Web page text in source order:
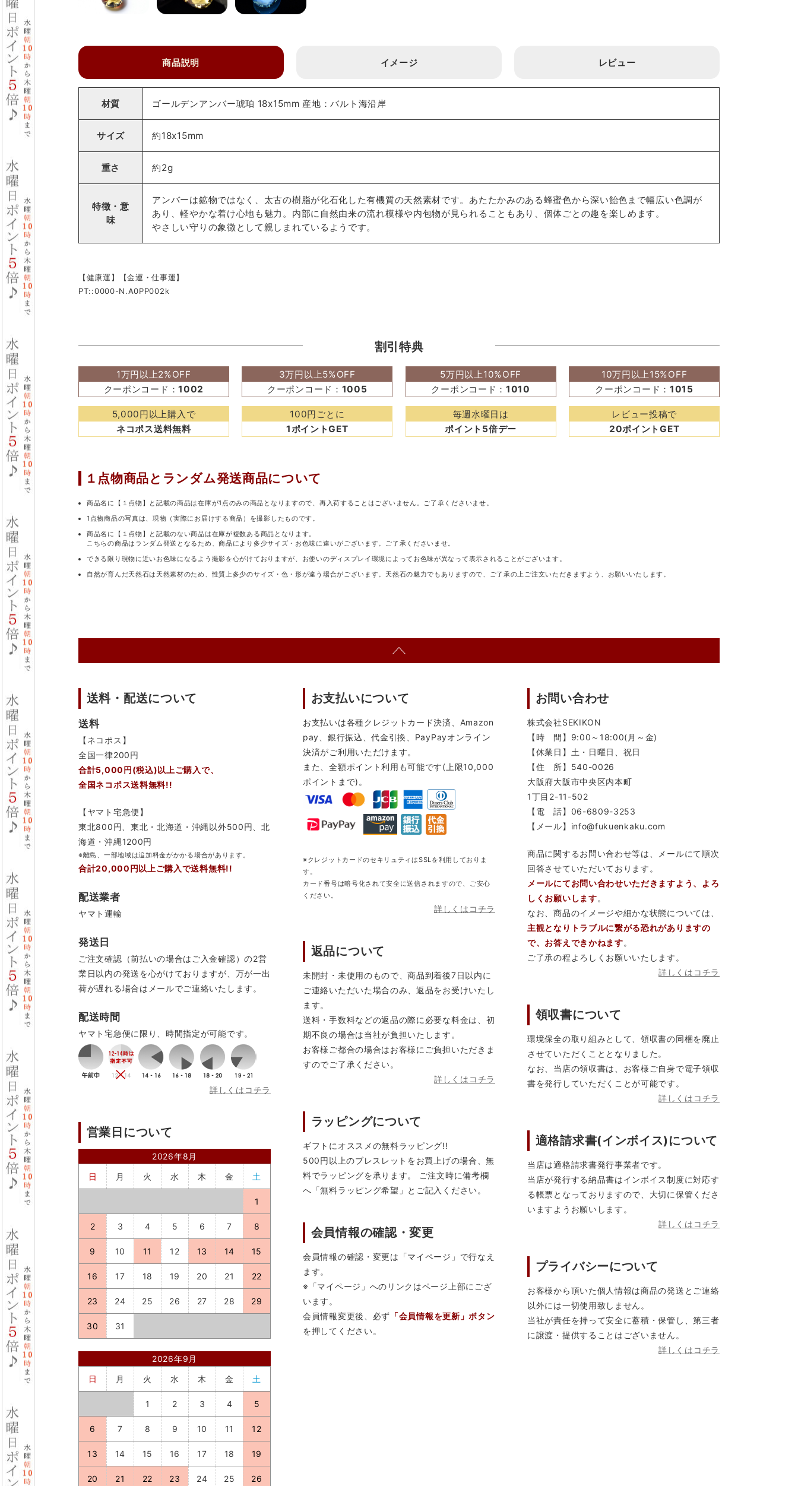
商品説明 イメージ レビュー
材質 ゴールデンアンバー琥珀 18x15mm 産地：バルト海沿岸
サイズ 約18x15mm
重さ 約2g
特徴・意
味
アンバーは鉱物ではなく、太古の樹脂が化石化した有機質の天然素材です。あたたかみのある蜂蜜色から深い飴色まで幅広い色調が
あり、軽やかな着け心地も魅力。内部に自然由来の流れ模様や内包物が見られることもあり、個体ごとの趣を楽しめます。
やさしい守りの象徴として親しまれているようです。
【健康運】【金運・仕事運】
PT::0000-N.A0PP002k
割引特典
1万円以上2%OFF
クーポンコード：1002
3万円以上5%OFF
クーポンコード： 1005
5万円以上10%OFF
クーポンコード：1010
10万円以上15%OFF
クーポンコード： 1015
5,000円以上購入で
ネコポス送料無料
100円ごとに
1ポイントGET
毎週水曜日は
ポイント5倍デー
レビュー投稿で
20ポイントGET
１点物商品と ランダム発送商品について
商品名に【１点物】と記載の商品は在庫が1点のみの商品となりますので、再入荷することはございません。ご了承くださいませ。
1点物商品の写真は、現物（実際にお届けする商品）を撮影したものです。
商品名に【１点物】と記載のない商品は在庫が複数ある商品となります。
こちらの商品はランダム発送となるため、商品により多少サイズ・お色味に違いがございます。ご了承くださいませ。
できる限り現物に近いお色味になるよう撮影を心がけておりますが、お使いのディスプレイ環境によってお色味が異なって表示されることがございます。
自然が育んだ天然石は天然素材のため、性質上多少のサイズ・色・形が違う場合がございます。天然石の魅力でもありますので、ご了承の上ご注文いただきますよう、お願いいたします。
送料・配送について
送料
【ネコポス】
全国一律200円
合計5,000円(税込)以上ご購入で、
全国ネコポス送料無料!!
【ヤマト宅急便】
東北800円、東北・北海道・沖縄以外500円、北
海道・沖縄1200円
※離島、一部地域は追加料金がかかる場合があります。
合計20,000円以上ご購入で送料無料!!
配送業者
ヤマト運輸
発送日
ご注文確認（前払いの場合はご入金確認）の2営
業日以内の発送を心がけておりますが、万が一出
荷が遅れる場合はメールでご連絡いたします。
配送時間
ヤマト宅急便に限り、時間指定が可能です。
詳しくはコチラ
営業日について
2026年8月
日
月 火 水 木 金 土
1
2 3 4 5 6 7 8
9 10 11 12 13 14 15
16 17 18 19 20 21 22
23 24 25 26 27 28 29
30 31
2026年9月
日
月 火 水 木 金 土
1 2 3 4 5
6 7 8 9 10 11 12
13 14 15 16 17 18 19
20 21 22 23 24 25 26
お支払いについて
お支払いは各種クレジットカード決済、Amazon
pay、銀行振込、代金引換、PayPayオンライン
決済がご利用いただけます。
また、全額ポイント利用も可能です(上限10,000
ポイントまで)。
※クレジットカードのセキリュティはSSLを利用しておりま
す。
カード番号は暗号化されて安全に送信されますので、ご安心
ください。
詳しくはコチラ
返品について
未開封・未使用のもので、商品到着後7日以内に
ご連絡いただいた場合のみ、返品をお受けいたし
ます。
送料・手数料などの返品の際に必要な料金は、初
期不良の場合は当社が負担いたします。
お客様ご都合の場合はお客様にご負担いただきま
すのでご了承ください。
詳しくはコチラ
ラッピングについて
ギフトにオススメの無料ラッピング!!
500円以上のブレスレットをお買上げの場合、無
料でラッピングを承ります。 ご注文時に備考欄
へ「無料ラッピング希望」とご記入ください。
会員情報の確認・変更
会員情報の確認・変更は「マイページ」で行なえ
ます。
※「マイページ」へのリンクはページ上部にござ
います。
会員情報変更後、必ず 「会員情報を更新」ボタン
を押してください。
お問い合わせ
株式会社SEKIKON
【時 間】9:00～18:00(月～金)
【休業日】土・日曜日、祝日
【住 所】540-0026
大阪府大阪市中央区内本町
1丁目2-11-502
【電 話】06-6809-3253
【メール】info@fukuenkaku.com
商品に関するお問い合わせ等は、メールにて順次
回答させていただいております。
メールにてお問い合わせいただきますよう、よろ
しくお願いします。
なお、商品のイメージや細かな状態については、
主観となりトラブルに繋がる恐れがありますの
で、お答えできかねます。
ご了承の程よろしくお願いいたします。
詳しくはコチラ
領収書について
環境保全の取り組みとして、領収書の同梱を廃止
させていただくこととなりました。
なお、当店の領収書は、お客様ご自身で電子領収
書を発行していただくことが可能です。
詳しくはコチラ
適格請求書(インボイス)について
当店は適格請求書発行事業者です。
当店が発行する納品書はインボイス制度に対応す
る帳票となっておりますので、大切に保管くださ
いますようお願いします。
詳しくはコチラ
プライバシーについて
お客様から頂いた個人情報は商品の発送とご連絡
以外には一切使用致しません。
当社が責任を持って安全に蓄積・保管し、第三者
に譲渡・提供することはございません。
詳しくはコチラ